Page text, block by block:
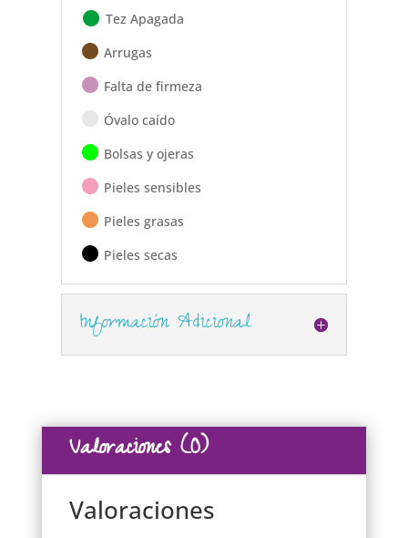
Tez Apagada
Arrugas
Falta de firmeza
Óvalo caído
Bolsas y ojeras
Pieles sensibles
Pieles grasas
Pieles secas
Información Adicional
Valoraciones (0)
Valoraciones